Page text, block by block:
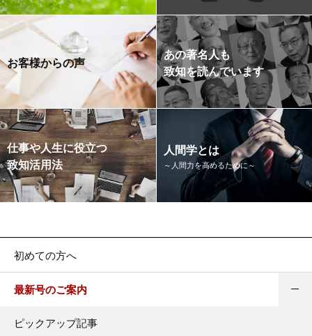
お客様からの声
あの著名人も
致知を読んでいます
仕事や人生に役立つ
致知活用法
人間学とは
～人間力を高めるために～
初めての方へ
最新号のご案内
ピックアップ記事